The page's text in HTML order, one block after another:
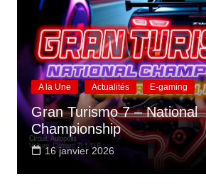
A la Une Actualités E-gaming
Gran Turismo 7 – National
Championship
16 janvier 2026